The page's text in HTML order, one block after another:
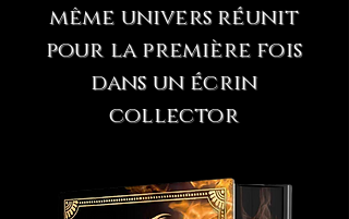
même univers réunit
pour la première fois
dans un écrin
collector